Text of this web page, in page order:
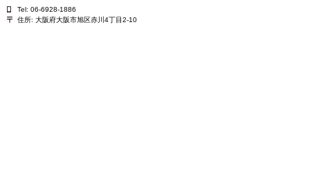
Tel: 06-6928-1886
住所: 大阪府大阪市旭区赤川4丁目2-10